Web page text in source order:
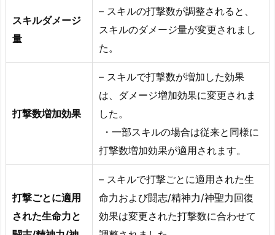
スキルダメージ
量
– スキルの打撃数が調整されると、
スキルのダメージ量が変更されまし
た。
打撃数増加効果
– スキルで打撃数が増加した効果
は、ダメージ増加効果に変更されま
した。
・一部スキルの場合は従来と同様に
打撃数増加効果が適用されます。
打撃ごとに適用
された生命力と
– スキルで打撃ごとに適用された生
命力および闘志/精神力/神聖力回復
効果は変更された打撃数に合わせて